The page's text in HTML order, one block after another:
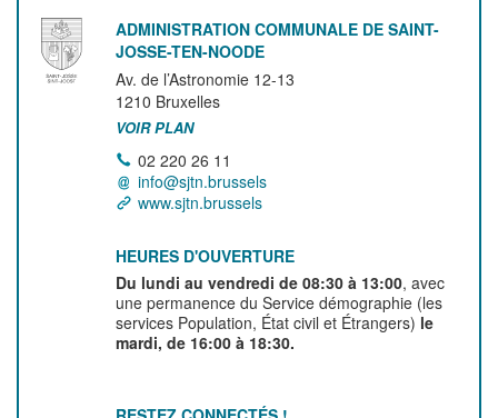
ADMINISTRATION COMMUNALE DE SAINT-
JOSSE-TEN-NOODE
Av. de l’Astronomie 12-13
1210 Bruxelles
VOIR PLAN
02 220 26 11
info@sjtn.brussels
www.sjtn.brussels
HEURES D'OUVERTURE
Du lundi au vendredi de 08:30 à 13:00, avec
une permanence du Service démographie (les
services Population, État civil et Étrangers) le
mardi, de 16:00 à 18:30.